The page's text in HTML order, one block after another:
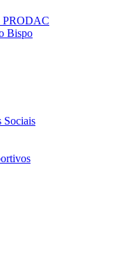
PRODAC
Bispo
Sociais